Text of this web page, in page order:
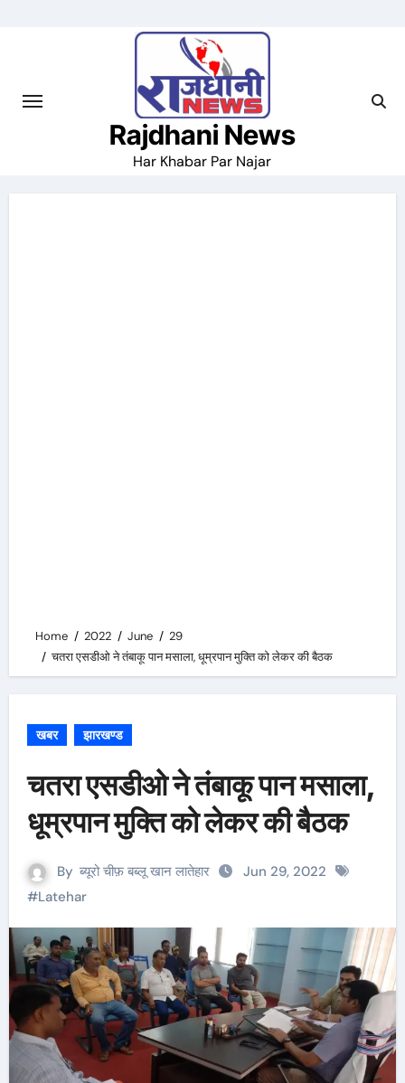
Rajdhani News
Har Khabar Par Najar
Home 2022 June
29
चतरा एसडीओ ने तंबाकू पान मसाला, धूम्रपान मुक्ति को लेकर की बैठक
खबर झारखण्ड
चतरा एसडीओ ने तंबाकू पान मसाला,
धूम्रपान मुक्ति को लेकर की बैठक
By ब्यूरो चीफ़ बब्लू खान लातेहार
Jun 29, 2022
#Latehar